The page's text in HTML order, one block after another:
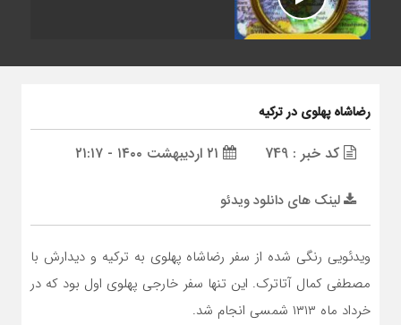
رضاشاه پهلوی در ترکیه
کد خبر : 749
لینک های دانلود ویدئو
ویدئویی رنگی شده از سفر رضاشاه پهلوی به ترکیه و دیدارش با
مصطفی کمال آتاترک. این تنها سفر خارجی پهلوی اول بود که در
خرداد ماه ۱۳۱۳ شمسی انجام شد.